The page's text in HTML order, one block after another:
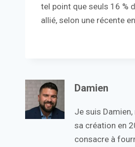
tel point que seuls 16 %
allié, selon une récente
Damien
Je suis
sa création en
consacre à